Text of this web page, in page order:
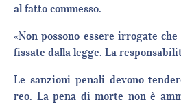
al fatto commesso.
«Non possono essere irrogate
fissate dalla legge. La
Le sanzioni penali devono
reo. La pena di morte non è